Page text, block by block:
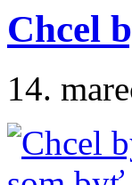
Chcel
14.